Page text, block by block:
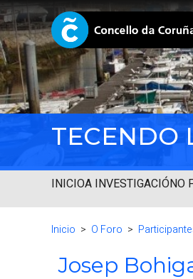
TECENDO
INICIOA INVESTIGACIÓNO
Inicio O Foro
Josep